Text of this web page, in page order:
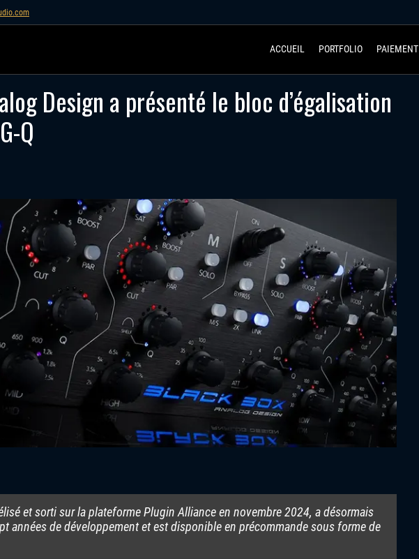
ACCUEIL PORTFOLIO PAIEMENT
Design a présenté le bloc d’égalisation
Q
et sorti sur la plateforme Plugin Alliance en novembre 2024, a désormais
années de développement et est disponible en précommande sous forme de